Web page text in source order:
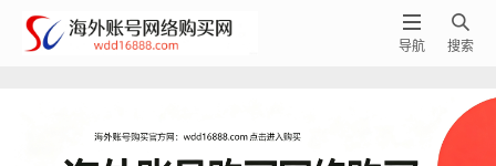

搜索

导航